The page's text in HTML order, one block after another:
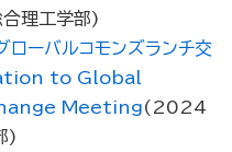
合理工学部)
ローバルコモンズランチ交
to Global
Meeting( 2024
)